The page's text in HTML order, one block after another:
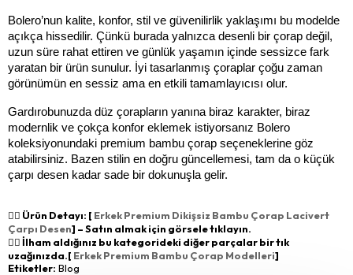
Bolero’nun kalite, konfor, stil ve güvenilirlik yaklaşımı bu modelde
açıkça hissedilir. Çünkü burada yalnızca desenli bir çorap değil,
uzun süre rahat ettiren ve günlük yaşamın içinde sessizce fark
yaratan bir ürün sunulur. İyi tasarlanmış çoraplar çoğu zaman
görünümün en sessiz ama en etkili tamamlayıcısı olur.
Gardırobunuzda düz çorapların yanına biraz karakter, biraz
modernlik ve çokça konfor eklemek istiyorsanız Bolero
koleksiyonundaki premium bambu çorap seçeneklerine göz
atabilirsiniz. Bazen stilin en doğru güncellemesi, tam da o küçük
çarpı desen kadar sade bir dokunuşla gelir.
👉🏻 Ürün Detayı: [ Erkek Premium Dikişsiz Bambu Çorap Lacivert
Çarpı Desen] – Satın almak için görsele tıklayın.
👉🏻 İlham aldığınız bu kategorideki diğer parçalar bir tık
uzağınızda.[ Erkek Premium Bambu Çorap Modelleri]
Etiketler: Blog